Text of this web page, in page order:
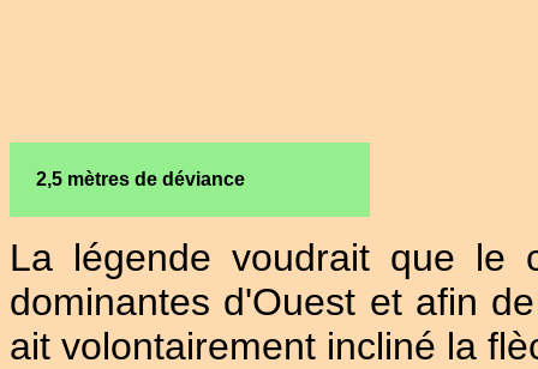
2,5 mètres de déviance
La légende voudrait que le
dominantes d'Ouest et afin
ait volontairement incliné la